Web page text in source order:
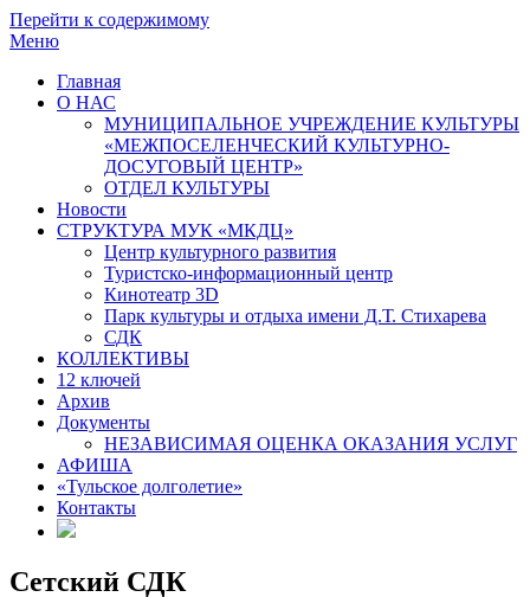
Перейти к содержимому
Меню
Главная
О НАС
МУНИЦИПАЛЬНОЕ УЧРЕЖДЕНИЕ КУЛЬТУРЫ
«МЕЖПОСЕЛЕНЧЕСКИЙ КУЛЬТУРНО-
ДОСУГОВЫЙ ЦЕНТР»
ОТДЕЛ КУЛЬТУРЫ
Новости
СТРУКТУРА МУК «МКДЦ»
Центр культурного развития
Туристско-информационный центр
Кинотеатр 3D
Парк культуры и отдыха имени Д.Т. Стихарева
СДК
КОЛЛЕКТИВЫ
12 ключей
Архив
Документы
НЕЗАВИСИМАЯ ОЦЕНКА ОКАЗАНИЯ УСЛУГ
АФИША
«Тульское долголетие»
Контакты
Сетский СДК